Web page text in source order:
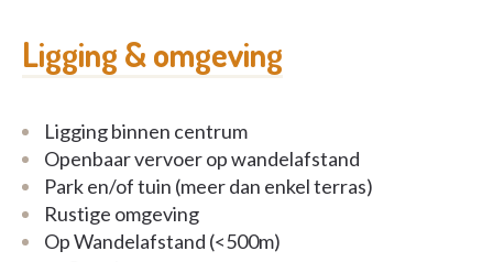
Ligging & omgeving
Ligging binnen centrum
Openbaar vervoer op wandelafstand
Park en/of tuin (meer dan enkel terras)
Rustige omgeving
Op Wandelafstand (<500m)